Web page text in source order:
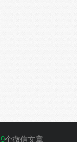
9个微信文章